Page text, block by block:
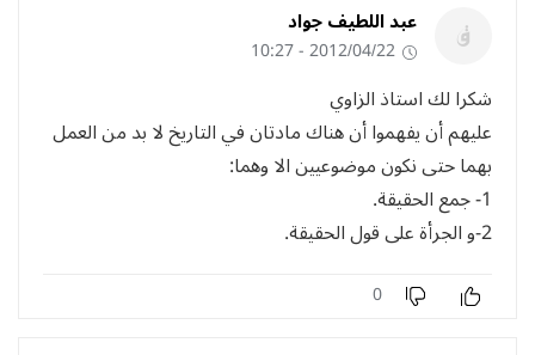
عبد اللطيف جواد
2012/04/22 - 10:27
شكرا لك استاذ الزاوي
عليهم أن يفهموا أن هناك مادتان في التاريخ لا بد من العمل
بهما حتى نكون موضوعيين الا وهما:
1- جمع الحقيقة.
2-و الجرأة على قول الحقيقة.
0